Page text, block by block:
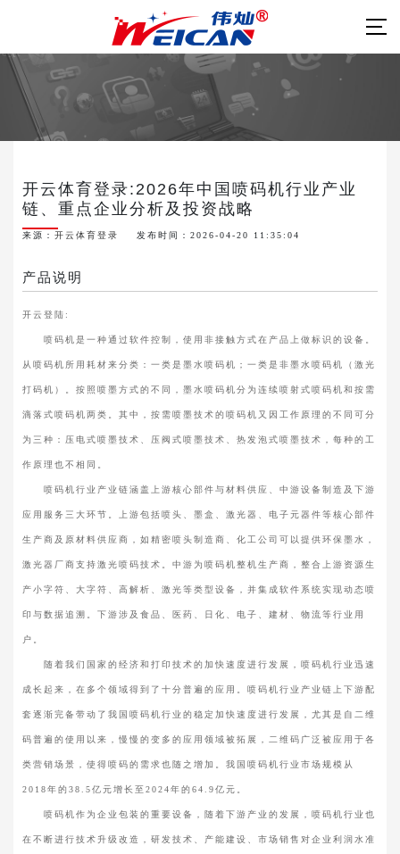
开云体育登录:2026年中国喷码机行业产业
链、重点企业分析及投资战略
来源： 开云体育登录 发布时间：2026-04-20 11:35:04
产品说明
开云登陆:
喷码机是一种通过软件控制，使用非接触方式在产品上做标识的设备。
从喷码机所用耗材来分类：一类是墨水喷码机；一类是非墨水喷码机（激光
打码机）。按照喷墨方式的不同，墨水喷码机分为连续喷射式喷码机和按需
滴落式喷码机两类。其中，按需喷墨技术的喷码机又因工作原理的不同可分
为三种：压电式喷墨技术、压阀式喷墨技术、热发泡式喷墨技术，每种的工
作原理也不相同。
喷码机行业产业链涵盖上游核心部件与材料供应、中游设备制造及下游
应用服务三大环节。上游包括喷头、墨盒、激光器、电子元器件等核心部件
生产商及原材料供应商，如精密喷头制造商、化工公司可以提供环保墨水，
激光器厂商支持激光喷码技术。中游为喷码机整机生产商，整合上游资源生
产小字符、大字符、高解析、激光等类型设备，并集成软件系统实现动态喷
印与数据追溯。下游涉及食品、医药、日化、电子、建材、物流等行业用
户。
随着我们国家的经济和打印技术的加快速度进行发展，喷码机行业迅速
成长起来，在多个领域得到了十分普遍的应用。喷码机行业产业链上下游配
套逐渐完备带动了我国喷码机行业的稳定加快速度进行发展，尤其是自二维
码普遍的使用以来，慢慢的变多的应用领域被拓展，二维码广泛被应用于各
类营销场景，使得喷码的需求也随之增加。我国喷码机行业市场规模从
2018年的38.5亿元增长至2024年的64.9亿元。
喷码机作为企业包装的重要设备，随着下游产业的发展，喷码机行业也
在不断进行技术升级改造，研发技术、产能建设、市场销售对企业利润水准